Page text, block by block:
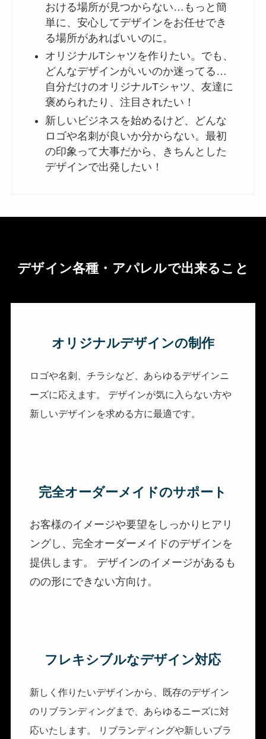
おける場所が見つからない…もっと簡
単に、安心してデザインをお任せでき
る場所があればいいのに。
オリジナルTシャツを作りたい。でも、
どんなデザインがいいのか迷ってる…
自分だけのオリジナルTシャツ、友達に
褒められたり、注目されたい！
新しいビジネスを始めるけど、どんな
ロゴや名刺が良いか分からない。最初
の印象って大事だから、きちんとした
デザインで出発したい！
デザイン各種・アパレルで出来ること
オリジナルデザインの制作
ロゴや名刺、チラシなど、あらゆるデザインニ
ーズに応えます。 デザインが気に入らない方や
新しいデザインを求める方に最適です。
完全オーダーメイドのサポート
お客様のイメージや要望をしっかりヒアリ
ングし、完全オーダーメイドのデザインを
提供します。 デザインのイメージがあるも
のの形にできない方向け。
フレキシブルなデザイン対応
新しく作りたいデザインから、既存のデザイン
のリブランディングまで、あらゆるニーズに対
応いたします。 リブランディングや新しいブラ